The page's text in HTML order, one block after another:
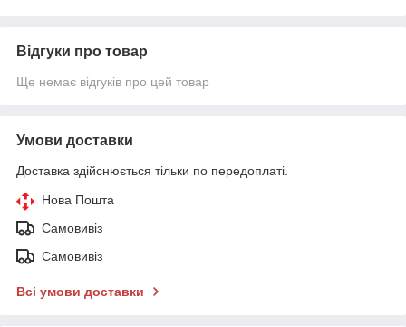
Відгуки про товар
Ще немає відгуків про цей товар
Умови доставки
Доставка здійснюється тільки по передоплаті.
Нова Пошта
Самовивіз
Самовивіз
Всі умови доставки